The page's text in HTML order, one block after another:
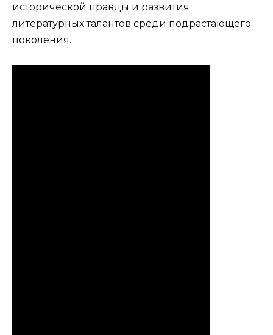
исторической правды и развития
литературных талантов среди подрастающего
поколения.